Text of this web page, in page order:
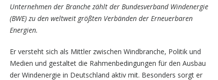
Unternehmen der Branche zählt der Bundesverband Windenergie
(BWE) zu den weltweit größten Verbänden der Erneuerbaren
Energien.
Er versteht sich als Mittler zwischen Windbranche, Politik und
Medien und gestaltet die Rahmenbedingungen für den Ausbau
der Windenergie in Deutschland aktiv mit. Besonders sorgt er